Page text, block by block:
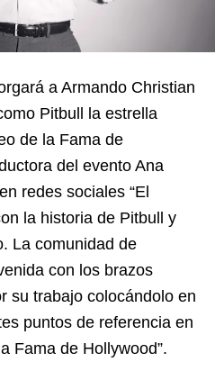
a Armando Christian
Pitbull la estrella
de la Fama de
del evento Ana
redes sociales “El
la historia de Pitbull y
La comunidad de
con los brazos
su trabajo colocándolo en
puntos de referencia en
Fama de Hollywood”.